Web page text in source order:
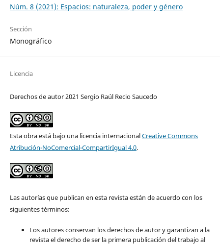
Núm. 8 (2021): Espacios: naturaleza, poder y género
Sección
Monográfico
Licencia
Derechos de autor 2021 Sergio Raúl Recio Saucedo
Esta obra está bajo una licencia internacionalCreative Commons
Atribución-NoComercial-CompartirIgual 4.0.
Las autorías que publican en esta revista están de acuerdo con los
siguientes términos:
Los autores conservan los derechos de autor y garantizan a la
revista el derecho de ser la primera publicación del trabajo al